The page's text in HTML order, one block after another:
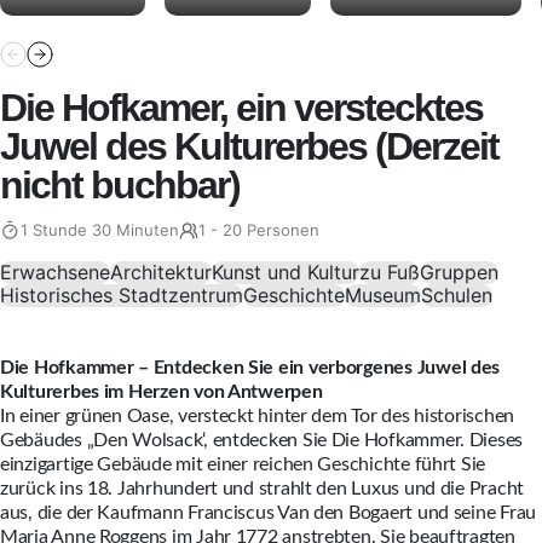
Die Hofkamer, ein verstecktes
Juwel des Kulturerbes (Derzeit
nicht buchbar)
1 Stunde 30 Minuten 1 - 20 Personen
ErwachseneArchitekturKunst und Kulturzu FußGruppen
Historisches StadtzentrumGeschichteMuseumSchulen
Die Hofkammer – Entdecken Sie ein verborgenes Juwel des
Kulturerbes im Herzen von Antwerpen
In einer grünen Oase, versteckt hinter dem Tor des historischen
Gebäudes „Den Wolsack‘, entdecken Sie Die Hofkammer. Dieses
einzigartige Gebäude mit einer reichen Geschichte führt Sie
zurück ins 18. Jahrhundert und strahlt den Luxus und die Pracht
aus, die der Kaufmann Franciscus Van den Bogaert und seine Frau
Maria Anne Roggens im Jahr 1772 anstrebten. Sie beauftragten